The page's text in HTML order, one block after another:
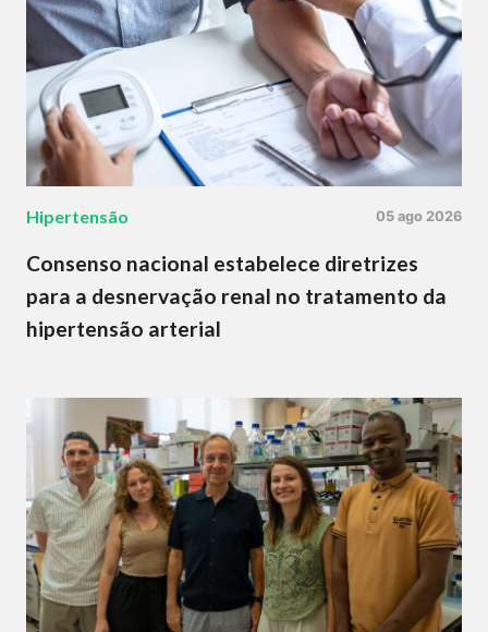
Hipertensão 05 ago 2026
Consenso nacional estabelece diretrizes
para a desnervação renal no tratamento da
hipertensão arterial